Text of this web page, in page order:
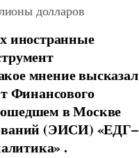
долларов
иностранные
мнение высказал
Финансового
в Москве
(ЭИСИ) «ЕДГ–
.